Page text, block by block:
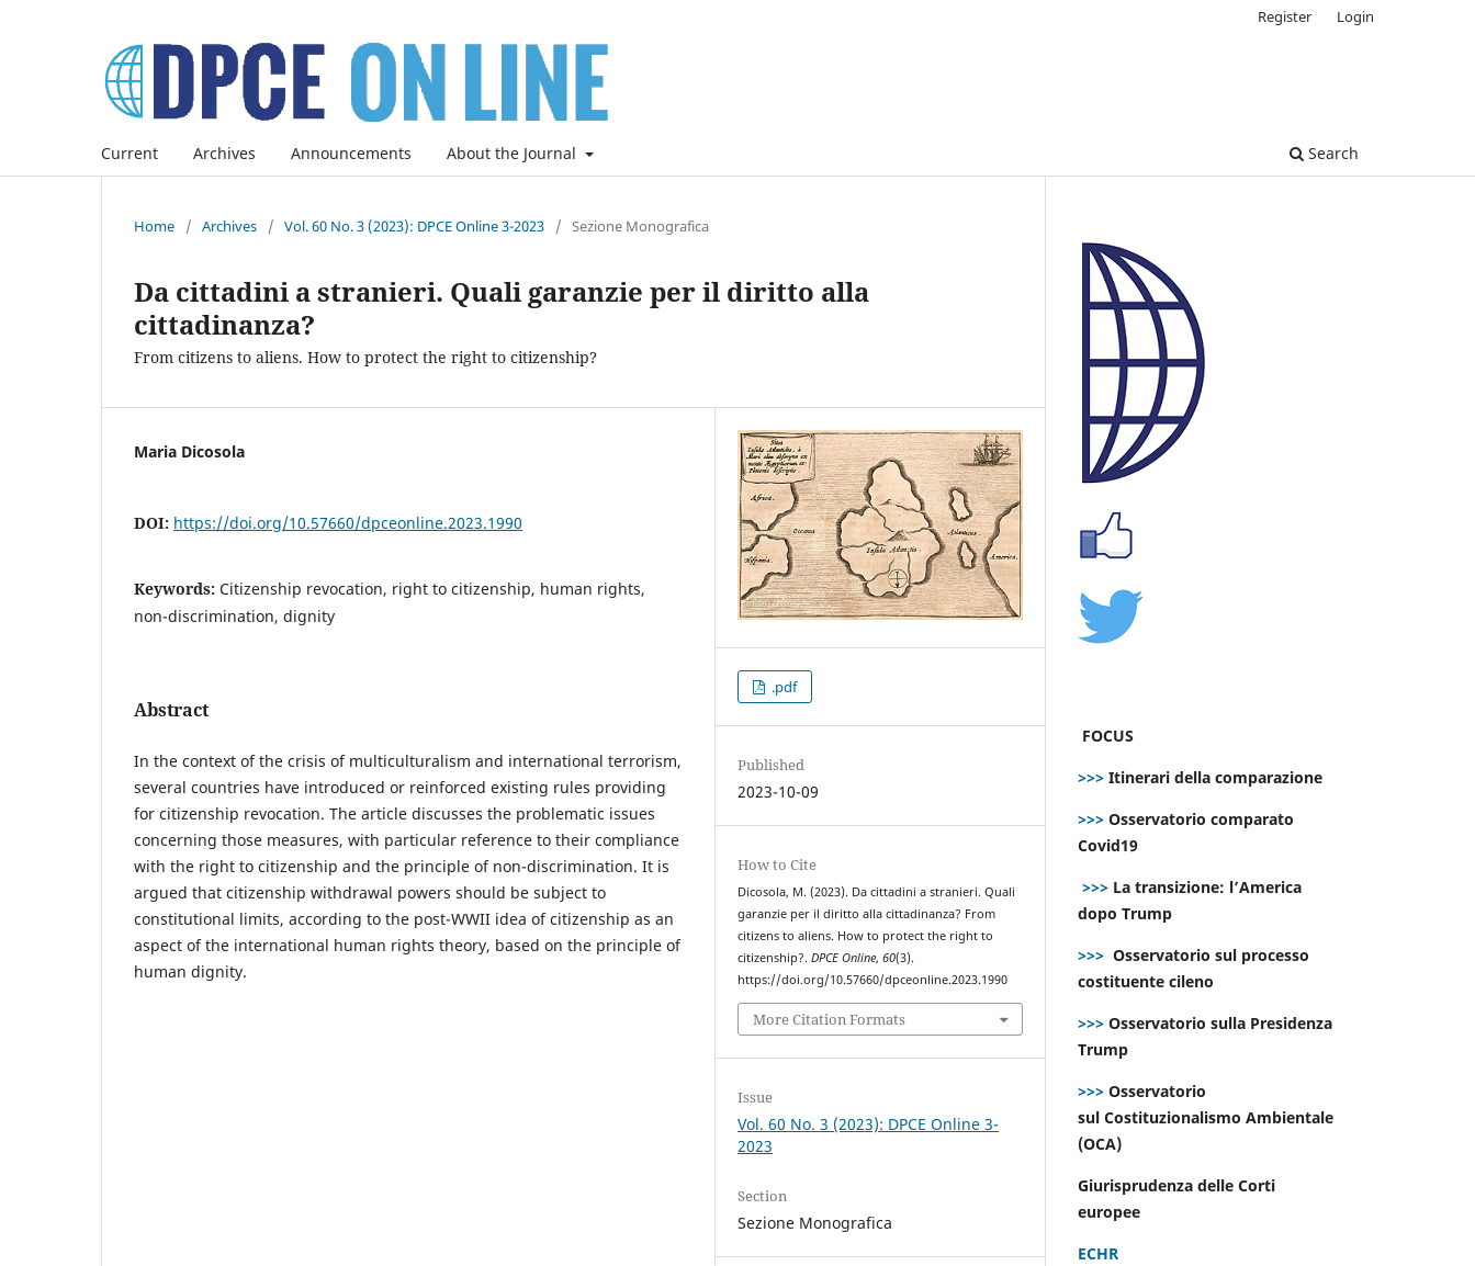
Current Archives Announcements About the Journal Search
Register Login
Home / Archives / Vol. 60 No. 3 (2023): DPCE Online 3-2023 / Sezione Monografica
Da cittadini a stranieri. Quali garanzie per il diritto alla
cittadinanza?
From citizens to aliens. How to protect the right to citizenship?
Maria Dicosola
DOI: https://doi.org/10.57660/dpceonline.2023.1990
Keywords: Citizenship revocation, right to citizenship, human rights,
non-discrimination, dignity
Abstract
In the context of the crisis of multiculturalism and international terrorism,
several countries have introduced or reinforced existing rules providing
for citizenship revocation. The article discusses the problematic issues
concerning those measures, with particular reference to their compliance
with the right to citizenship and the principle of non-discrimination. It is
argued that citizenship withdrawal powers should be subject to
constitutional limits, according to the post-WWII idea of citizenship as an
aspect of the international human rights theory, based on the principle of
human dignity.
.pdf
Published
2023-10-09
How to Cite
Dicosola, M. (2023). Da cittadini a stranieri. Quali
garanzie per il diritto alla cittadinanza? From
citizens to aliens. How to protect the right to
citizenship?.DPCE Online,60(3).
https://doi.org/10.57660/dpceonline.2023.1990
More Citation Formats
Issue
Vol. 60 No. 3 (2023): DPCE Online 3-
2023
Section
Sezione Monografica
FOCUS
>>> Itinerari della comparazione
>>> Osservatorio comparato
Covid19
>>> La transizione: l’America
dopo Trump
>>> Osservatorio sul processo
costituente cileno
>>> Osservatorio sulla Presidenza
Trump
>>> Osservatorio
sul Costituzionalismo Ambientale
(OCA)
Giurisprudenza delle Corti
europee
ECHR